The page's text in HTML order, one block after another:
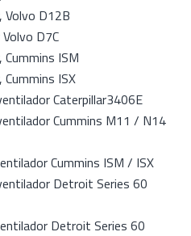
Volvo D12B
D7C
ISM
ISX
Caterpillar3406E
Cummins M11 / N14
Cummins ISM / ISX
Detroit Series 60
Detroit Series 60